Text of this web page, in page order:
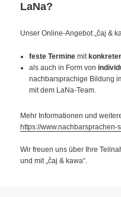
LaNa?
Unser Online-Angebot „čaj &
feste Termine mit
als auch in Form von
nachbarsprachige Bildung
mit dem LaNa-Team.
Mehr Informationen und
https://
Wir freuen uns über Ihre
und mit „čaj & kawa“.